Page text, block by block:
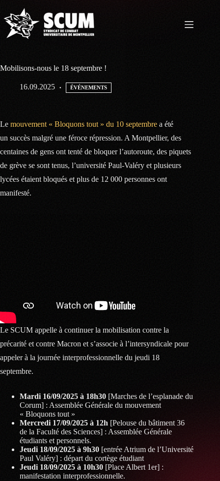
contenu
Mobilisons-nous le 18 septembre !
16.09.2025 ÉVÉNEMENTS
Le mouvement « Bloquons tout » du 10 septembre a été
un succès malgré une féroce répression. A Montpellier, des
centaines de gens ont tenté de bloquer l’autoroute, des piquets
de grève se sont tenus, l’université Paul-Valéry et plusieurs
lycées étaient bloqués et plus de 12 000 personnes ont
manifesté.
Le SCUM appelle à continuer la mobilisation contre la
précarité et contre Macron et s’associe à l’intersyndicale pour
appeler à la journée interprofessionnelle du jeudi 18
septembre.
Mardi 16/09/2025 à 18h30 [Marches de l’esplanade du
Corum] : Assemblée Générale du mouvement
« Bloquons tout »
Mercredi 17/09/2025 à 12h [Pelouse du bâtiment 36
de la Faculté des Sciences] : Assemblée Générale
étudiants et personnels.
Jeudi 18/09/2025 à 9h30 [entrée Atrium de l’Université
Paul Valéry] : départ du cortège étudiant
Jeudi 18/09/2025 à 10h30 [Place Albert 1er] :
manifestation interprofessionnelle.